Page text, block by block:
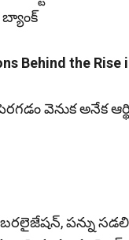
the Rise
వెనుక
పన్ను